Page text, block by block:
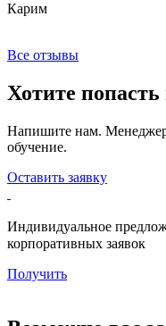
Карим
Все отзывы
Хотите попасть
Напишите нам. Менеджер
обучение.
Оставить заявку
Индивидуальное
корпоративных заявок
Получить